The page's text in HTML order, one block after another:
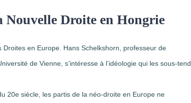
Nouvelle Droite en Hongrie
en Europe. Hans Schelkshorn, professeur de
de Vienne, s’intéresse à l’idéologie qui les sous-tend
20e siècle, les partis de la néo-droite en Europe ne